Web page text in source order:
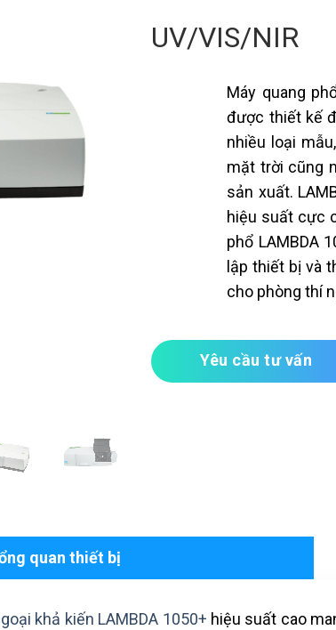
UV/VIS/NIR
Máy quang
được thiết kế
nhiều loại
mặt trời cũng
sản xuất.
hiệu suất cực
phổ LAMBDA
lập thiết bị và
cho phòng thí
Yêu cầu tư vấn
quan thiết bị
khả kiến LAMBDA 1050+ hiệu suất cao